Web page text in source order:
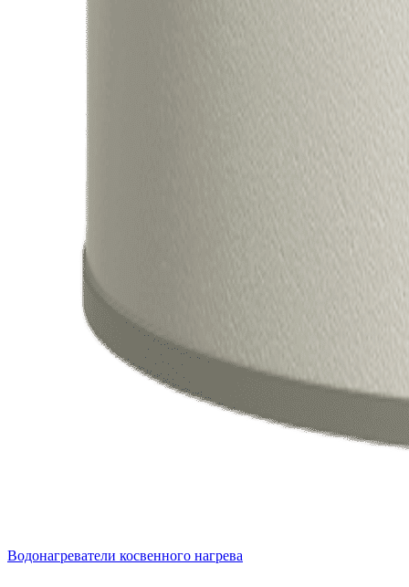
Водонагреватели косвенного нагрева